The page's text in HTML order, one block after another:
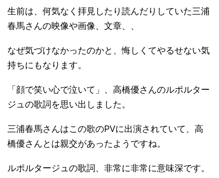
生前は、何気なく拝見したり読んだりしていた三浦
春馬さんの映像や画像、文章、、
なぜ気づけなかったのかと、悔しくてやるせない気
持ちにもなります。
「顔で笑い心で泣いて」、高橋優さんのルポルター
ジュの歌詞を思い出しました。
三浦春馬さんはこの歌のPVに出演されていて、高
橋優さんとは親交があったようですね。
ルポルタージュの歌詞、非常に非常に意味深です。